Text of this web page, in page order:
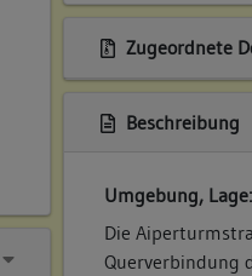
Zugeordnete
Beschreibung
Umgebung, Lage:
Die
Querverbindung